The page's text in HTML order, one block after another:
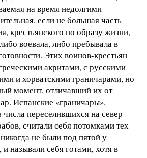
на время недолгими
если не большая часть
крестьянского по образу жизни,
воевала, либо пребывала в
Этих воинов-крестьян
акритами, с русскими
и хорватскими граничарами, но
момент, отличавший их от
Испанские «граничары»,
переселившихся на север
считали себя потомками тех
не были под пятой у
называли себя готами, хотя в